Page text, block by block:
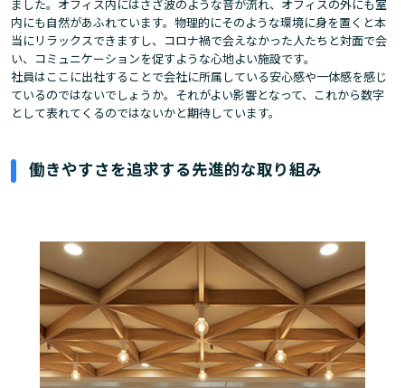
ました。オフィス内にはさざ波のような音が流れ、オフィスの外にも室
内にも自然があふれています。物理的にそのような環境に身を置くと本
当にリラックスできますし、コロナ禍で会えなかった人たちと対面で会
い、コミュニケーションを促すような心地よい施設です。
社員はここに出社することで会社に所属している安心感や一体感を感じ
ているのではないでしょうか。それがよい影響となって、これから数字
として表れてくるのではないかと期待しています。
働きやすさを追求する先進的な取り組み